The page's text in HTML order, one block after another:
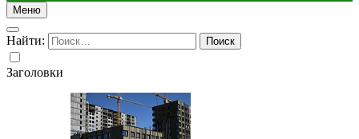
Меню
Найти:
Заголовки